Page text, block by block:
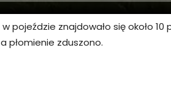
pojeździe znajdowało się około
płomienie zduszono.